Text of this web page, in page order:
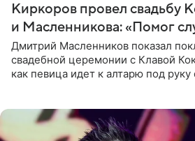
Киркоров провел свадьбу
и Масленникова: «Помог
Дмитрий Масленников показал
свадебной церемонии с Клавой
как певица идет к алтарю под